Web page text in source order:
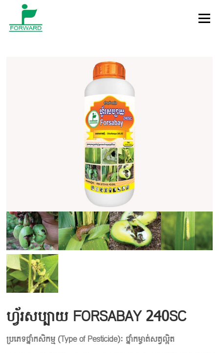
Skip to content
Menu
ហ្វ័រសប្បាយ FORSABAY 240SC
ប្រភេទថ្នាំកសិកម្ម (Type of Pesticide): ថ្នាំកម្ចាត់សត្វល្អិត